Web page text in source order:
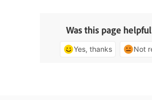
Was this page
Yes, thanks Not